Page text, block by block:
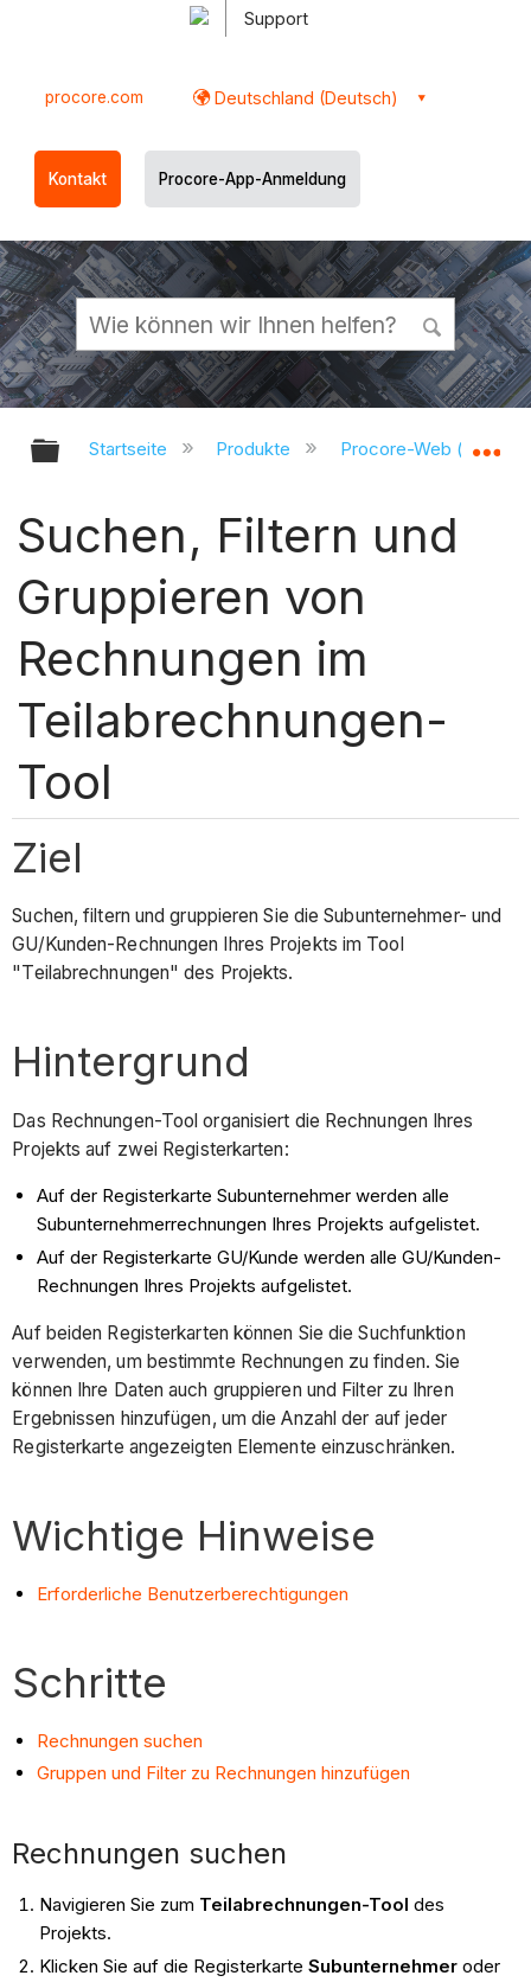
Support
procore.com Deutschland (Deutsch)
Kontakt Procore-App-Anmeldung
Globale Hierarchie auf- und
Startseite Produkte Procore-Web
Suchen, Filtern und
Gruppieren von
Rechnungen im
Teilabrechnungen-
Tool
Ziel
Suchen, filtern und gruppieren Sie die Subunternehmer- und
GU/Kunden-Rechnungen Ihres Projekts im Tool
"Teilabrechnungen" des Projekts.
Hintergrund
Das Rechnungen-Tool organisiert die Rechnungen Ihres
Projekts auf zwei Registerkarten:
Auf der Registerkarte Subunternehmer werden alle
Subunternehmerrechnungen Ihres Projekts aufgelistet.
Auf der Registerkarte GU/Kunde werden alle GU/Kunden-
Rechnungen Ihres Projekts aufgelistet.
Auf beiden Registerkarten können Sie die Suchfunktion
verwenden, um bestimmte Rechnungen zu finden. Sie
können Ihre Daten auch gruppieren und Filter zu Ihren
Ergebnissen hinzufügen, um die Anzahl der auf jeder
Registerkarte angezeigten Elemente einzuschränken.
Wichtige Hinweise
Erforderliche Benutzerberechtigungen
Schritte
Rechnungen suchen
Gruppen und Filter zu Rechnungen hinzufügen
Rechnungen suchen
Navigieren Sie zum Teilabrechnungen-Tool des
Projekts.
Klicken Sie auf die Registerkarte Subunternehmer oder